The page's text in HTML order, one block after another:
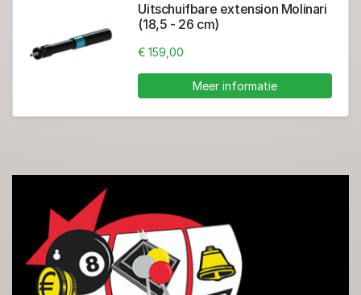
Uitschuifbare extension Molinari
(18,5 - 26 cm)
€ 159,00
Meer informatie